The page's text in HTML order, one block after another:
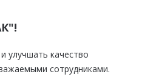
качество
сотрудниками.